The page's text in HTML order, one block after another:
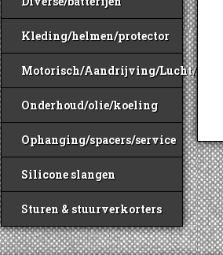
Kleding/helmen/protector
Motorisch/Aandrijving/Lucht/
Onderhoud/olie/koeling
Ophanging/spacers/service
Silicone slangen
Sturen & stuurverkorters